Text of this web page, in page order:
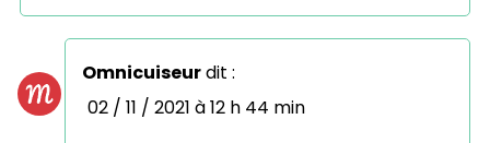
Omnicuiseurdit :
02 / 11 / 2021 à 12 h 44 min